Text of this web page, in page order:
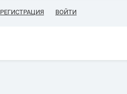
РЕГИСТРАЦИЯ ВОЙТИ